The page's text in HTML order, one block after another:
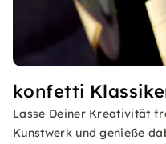
konfetti
Lasse Deiner Kreativität
Kunstwerk und genieße